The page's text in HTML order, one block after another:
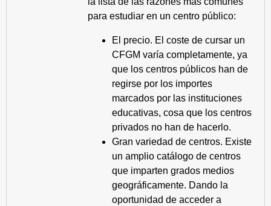
para estudiar en un centro público:
El precio. El coste de cursar un
CFGM varía completamente, ya
que los centros públicos han de
regirse por los importes
marcados por las instituciones
educativas, cosa que los centros
privados no han de hacerlo.
Gran variedad de centros. Existe
un amplio catálogo de centros
que imparten grados medios
geográficamente. Dando la
oportunidad de acceder a